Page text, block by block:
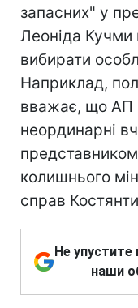
запасних" у
Леоніда Кучми
вибирати
Наприклад,
вважає, що АП
неординарні
колишнього
справ
Не
наши